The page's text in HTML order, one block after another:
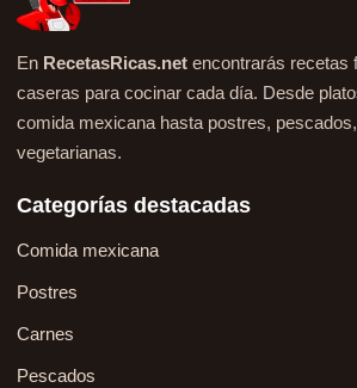
En RecetasRicas.net encontrarás recetas
caseras para cocinar cada día. Desde
comida mexicana hasta postres,
vegetarianas.
Categorías destacadas
Comida mexicana
Postres
Carnes
Pescados